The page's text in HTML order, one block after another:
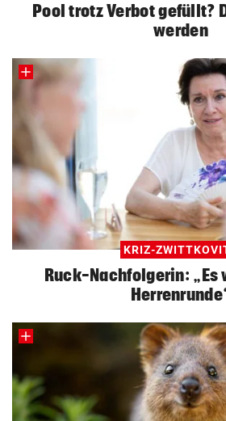
Pool trotz Verbot gefüllt?
werden
KRIZ-
Ruck-Nachfolgerin: „Es